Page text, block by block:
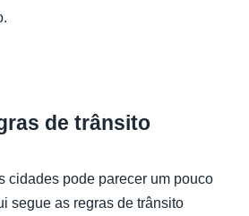
de trânsito
cidades pode parecer um pouco
segue as regras de trânsito